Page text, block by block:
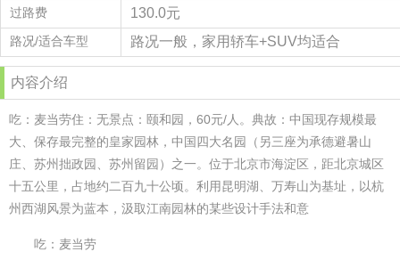
过路费 130.0元
路况/适合车型 路况一般，家用轿车+SUV均适合
内容介绍
吃：麦当劳住：无景点：颐和园，60元/人。典故：中国现存规模最
大、保存最完整的皇家园林，中国四大名园（另三座为承德避暑山
庄、苏州拙政园、苏州留园）之一。位于北京市海淀区，距北京城区
十五公里，占地约二百九十公顷。利用昆明湖、万寿山为基址，以杭
州西湖风景为蓝本，汲取江南园林的某些设计手法和意
吃：麦当劳